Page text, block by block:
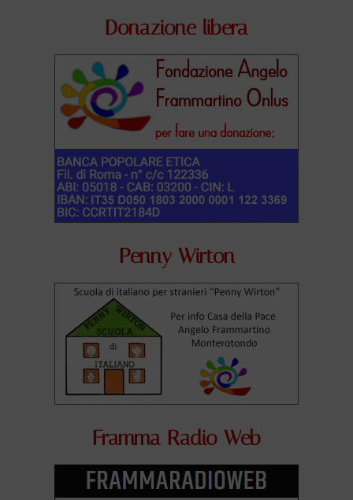
Donazione libera
Penny Wirton
Framma Radio Web